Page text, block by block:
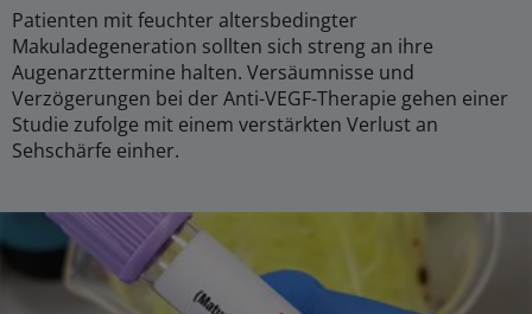
Patienten mit feuchter altersbedingter
Makuladegeneration sollten sich streng an ihre
Augenarzttermine halten. Versäumnisse und
Verzögerungen bei der Anti-VEGF-Therapie gehen einer
Studie zufolge mit einem verstärkten Verlust an
Sehschärfe einher.